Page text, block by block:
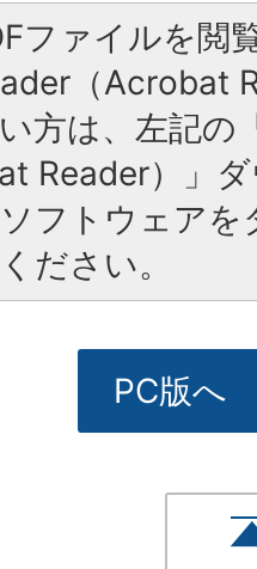
ファイルを閲
（Acrobat
方は、左記の
Reader）」
フトウェア
ださい。
PC版へ